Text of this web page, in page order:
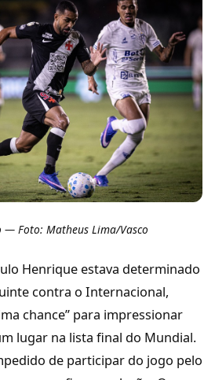
— Foto: Matheus Lima/Vasco
Henrique estava determinado
contra o Internacional,
chance” para impressionar
lugar na lista final do Mundial.
de participar do jogo pelo